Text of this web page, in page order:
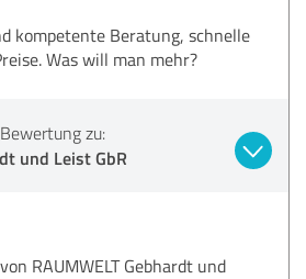
kompetente Beratung, schnelle
Was will man mehr?
zu:
und Leist GbR
RAUMWELT Gebhardt und